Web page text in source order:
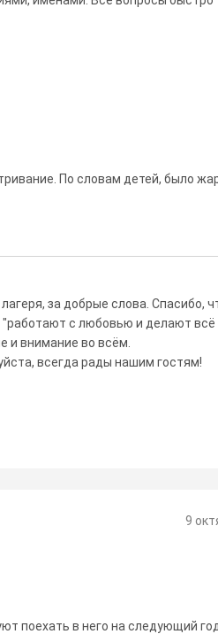
По словам детей, было
за добрые слова. Спасибо,
с любовью и делают всё
и внимание во всём.
всегда рады нашим гостям!
9
поехать в него на следующий